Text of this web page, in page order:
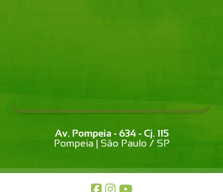
Av. Pompeia - 634 - Cj. 115
Pompeia | São Paulo / SP